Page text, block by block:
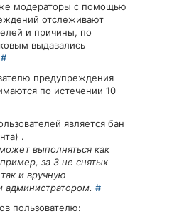
модераторы с помощью
отслеживают
и причины, по
выдавались
#
предупреждения
по истечении 10
является бан
.
выполняться как
за 3 не снятых
и вручную
администратором. #
пользователю: